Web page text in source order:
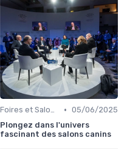
Foires et Salons Grand Public • 05/06/2025
Plongez dans l'univers
fascinant des salons canins